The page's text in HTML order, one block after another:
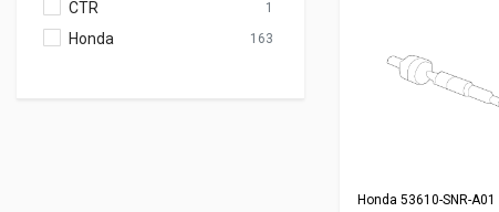
CTR 1
Honda 163
Honda 53610-SNR-A01